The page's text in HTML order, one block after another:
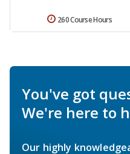
260 Course Hours
You've got
We're here to
Our highly